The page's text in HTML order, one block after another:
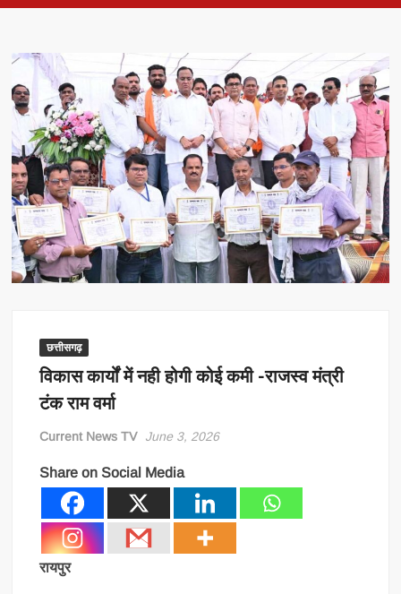
छत्तीसगढ़
विकास कार्यों में नही होगी कोई कमी -राजस्व मंत्री
टंक राम वर्मा
Current News TV June 3, 2026
Share on Social Media
​रायपुर